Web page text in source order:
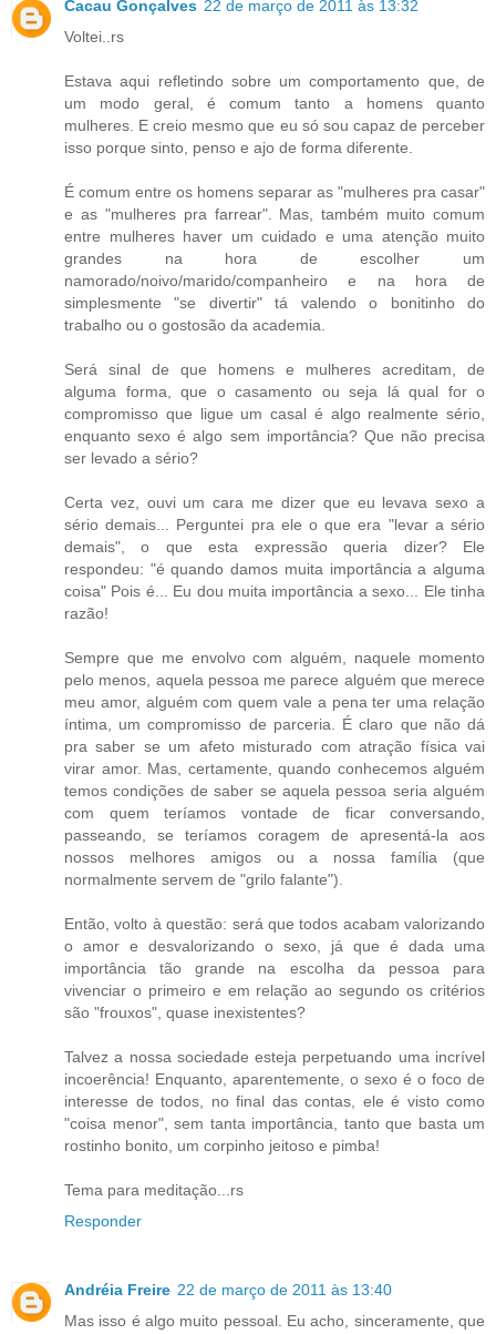
Cacau Gonçalves 22 de março de 2011 às 13:32
Voltei..rs
Estava aqui refletindo sobre um comportamento que, de
um modo geral, é comum tanto a homens quanto
mulheres. E creio mesmo que eu só sou capaz de perceber
isso porque sinto, penso e ajo de forma diferente.
É comum entre os homens separar as "mulheres pra casar"
e as "mulheres pra farrear". Mas, também muito comum
entre mulheres haver um cuidado e uma atenção muito
grandes na hora de escolher um
namorado/noivo/marido/companheiro e na hora de
simplesmente "se divertir" tá valendo o bonitinho do
trabalho ou o gostosão da academia.
Será sinal de que homens e mulheres acreditam, de
alguma forma, que o casamento ou seja lá qual for o
compromisso que ligue um casal é algo realmente sério,
enquanto sexo é algo sem importância? Que não precisa
ser levado a sério?
Certa vez, ouvi um cara me dizer que eu levava sexo a
sério demais... Perguntei pra ele o que era "levar a sério
demais", o que esta expressão queria dizer? Ele
respondeu: "é quando damos muita importância a alguma
coisa" Pois é... Eu dou muita importância a sexo... Ele tinha
razão!
Sempre que me envolvo com alguém, naquele momento
pelo menos, aquela pessoa me parece alguém que merece
meu amor, alguém com quem vale a pena ter uma relação
íntima, um compromisso de parceria. É claro que não dá
pra saber se um afeto misturado com atração física vai
virar amor. Mas, certamente, quando conhecemos alguém
temos condições de saber se aquela pessoa seria alguém
com quem teríamos vontade de ficar conversando,
passeando, se teríamos coragem de apresentá-la aos
nossos melhores amigos ou a nossa família (que
normalmente servem de "grilo falante").
Então, volto à questão: será que todos acabam valorizando
o amor e desvalorizando o sexo, já que é dada uma
importância tão grande na escolha da pessoa para
vivenciar o primeiro e em relação ao segundo os critérios
são "frouxos", quase inexistentes?
Talvez a nossa sociedade esteja perpetuando uma incrível
incoerência! Enquanto, aparentemente, o sexo é o foco de
interesse de todos, no final das contas, ele é visto como
"coisa menor", sem tanta importância, tanto que basta um
rostinho bonito, um corpinho jeitoso e pimba!
Tema para meditação...rs
Responder
Andréia Freire 22 de março de 2011 às 13:40
Mas isso é algo muito pessoal. Eu acho, sinceramente, que